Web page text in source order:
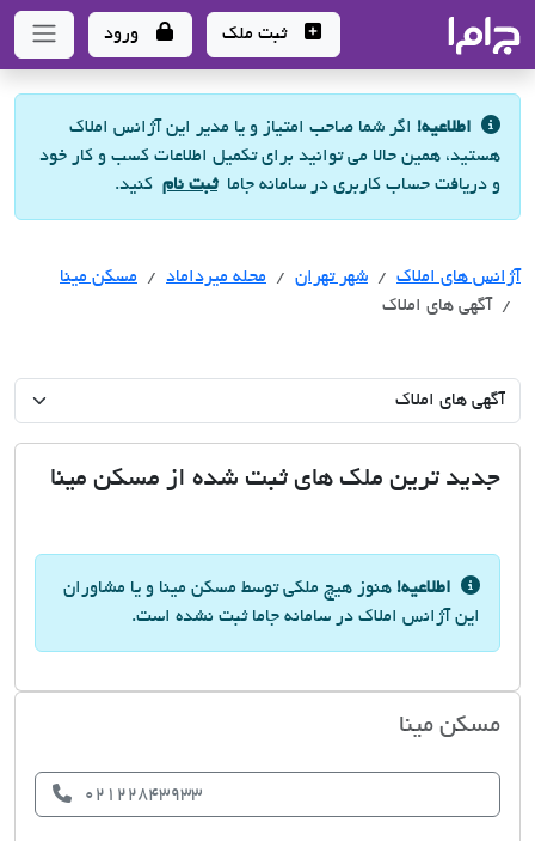
- سامانه جامع املاک و مشاورین املاک
ثبت ملک ورود
اطلاعیه! اگر شما صاحب امتیاز و یا مدیر این آژانس املاک
هستید، همین حالا می توانید برای تکمیل اطلاعات کسب و کار خود
و دریافت حساب کاربری در سامانه جاماثبت نام کنید.
آژانس های املاک آژانس های املاک
شهر تهران آژانس های املاک
محله میرداماد
مسکن مینا
آگهی های املاک
جدید ترین ملک های ثبت شده از مسکن مینا
اطلاعیه! هنوز هیچ ملکی توسط مسکن مینا و یا مشاوران
این آژانس املاک در سامانه جاما ثبت نشده است.
مسکن مینا
02122843933